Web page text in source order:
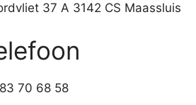
37 A 3142 CS Maassluis
70 68 58